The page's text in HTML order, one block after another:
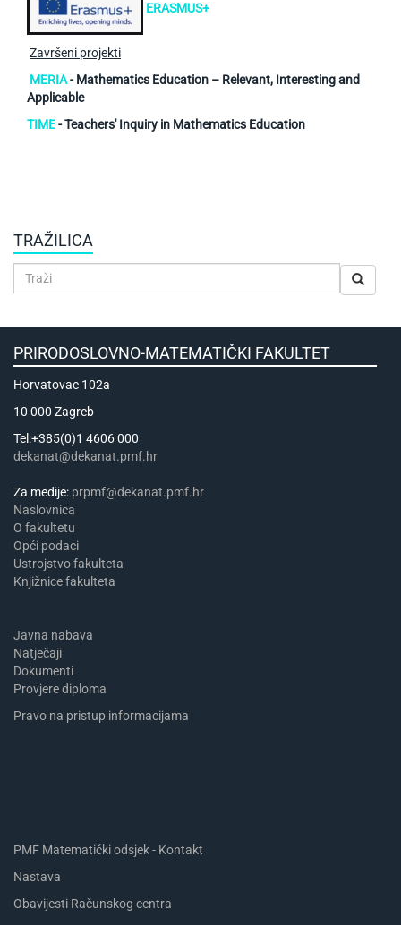
ERASMUS+
Završeni projekti
MERIA- Mathematics Education – Relevant, Interesting and
Applicable
TIME- Teachers' Inquiry in Mathematics Education
TRAŽILICA
PRIRODOSLOVNO-MATEMATIČKI FAKULTET
Horvatovac 102a
10 000 Zagreb
Tel:+385(0)1 4606 000
dekanat@dekanat.pmf.hr
Za medije: prpmf@dekanat.pmf.hr
Naslovnica
​​​O fakultetu
Opći podaci
Ustrojstvo fakulteta
Knjižnice fakulteta
Javna nabava
Natječaji
Dokumenti
Provjere diploma
Pravo na pristup informacijama
PMF Matematički odsjek - Kontakt
Nastava
Obavijesti Računskog centra